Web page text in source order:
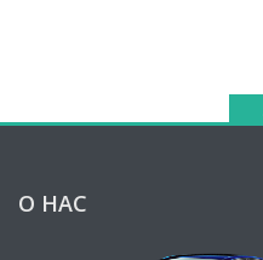
О НАС